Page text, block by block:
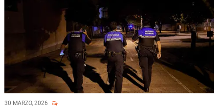
30 MARZO, 2026